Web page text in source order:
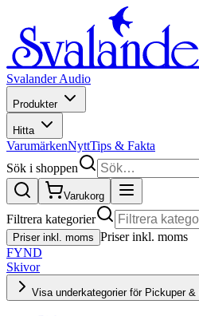
Svalander Audio
Produkter
Hitta
VarumärkenNyttTips & Fakta
Sök i shoppen
Varukorg
Filtrera kategorier
Priser inkl. moms Priser inkl. moms
FYND
Skivor
Visa underkategorier för Pickuper &